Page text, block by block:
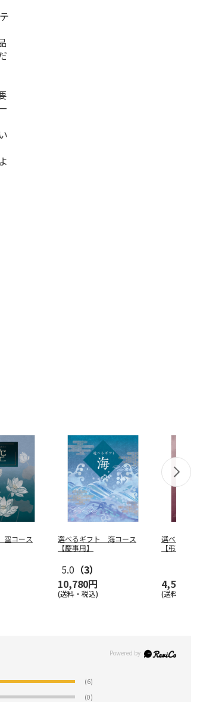
コース
選べるギフト 海コース
【慶事用】
5.0 （3）
10,780円
(送料・税込)
選べるギフ
【弔事用】
4,550円
(送料・税込)
(6)
(0)